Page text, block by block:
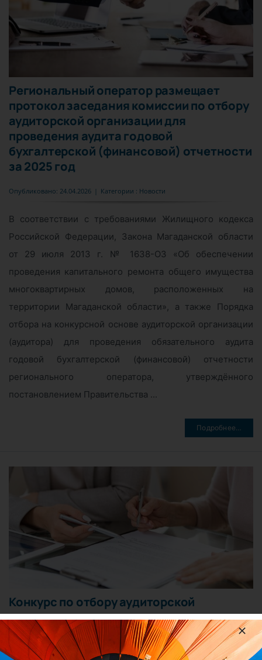
Региональный оператор размещает
протокол заседания комиссии по отбору
аудиторской организации для
проведения аудита годовой
бухгалтерской (финансовой) отчетности
за 2025 год
Опубликовано: 24.04.2026 Категории : Новости
В соответствии с требованиями Жилищного кодекса
Российской Федерации, Закона Магаданской области
от 29 июля 2013 г. № 1638-ОЗ «Об обеспечении
проведения капитального ремонта общего имущества
многоквартирных домов, расположенных на
территории Магаданской области», а также Порядка
отбора на конкурсной основе аудиторской организации
(аудитора) для проведения обязательного аудита
годовой бухгалтерской (финансовой) отчетности
регионального оператора, утверждённого
постановлением Правительства ...
Подробнее…
Конкурс по отбору аудиторской
организации для проведения
обязательного аудита годовой
бухгалтерской (финансовой) отчетности